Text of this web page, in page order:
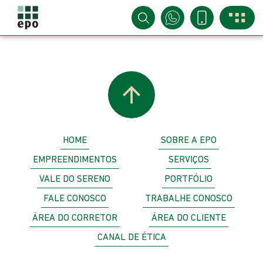
HOME
SOBRE A EPO
EMPREENDIMENTOS
SERVIÇOS
VALE DO SERENO
PORTFÓLIO
FALE CONOSCO
TRABALHE CONOSCO
ÁREA DO CORRETOR
ÁREA DO CLIENTE
CANAL DE ÉTICA